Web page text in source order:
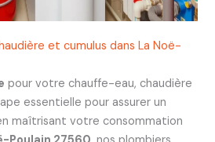
et cumulus dans La Noë-
pour votre chauffe-eau, chaudière
essentielle pour assurer un
maîtrisant votre consommation